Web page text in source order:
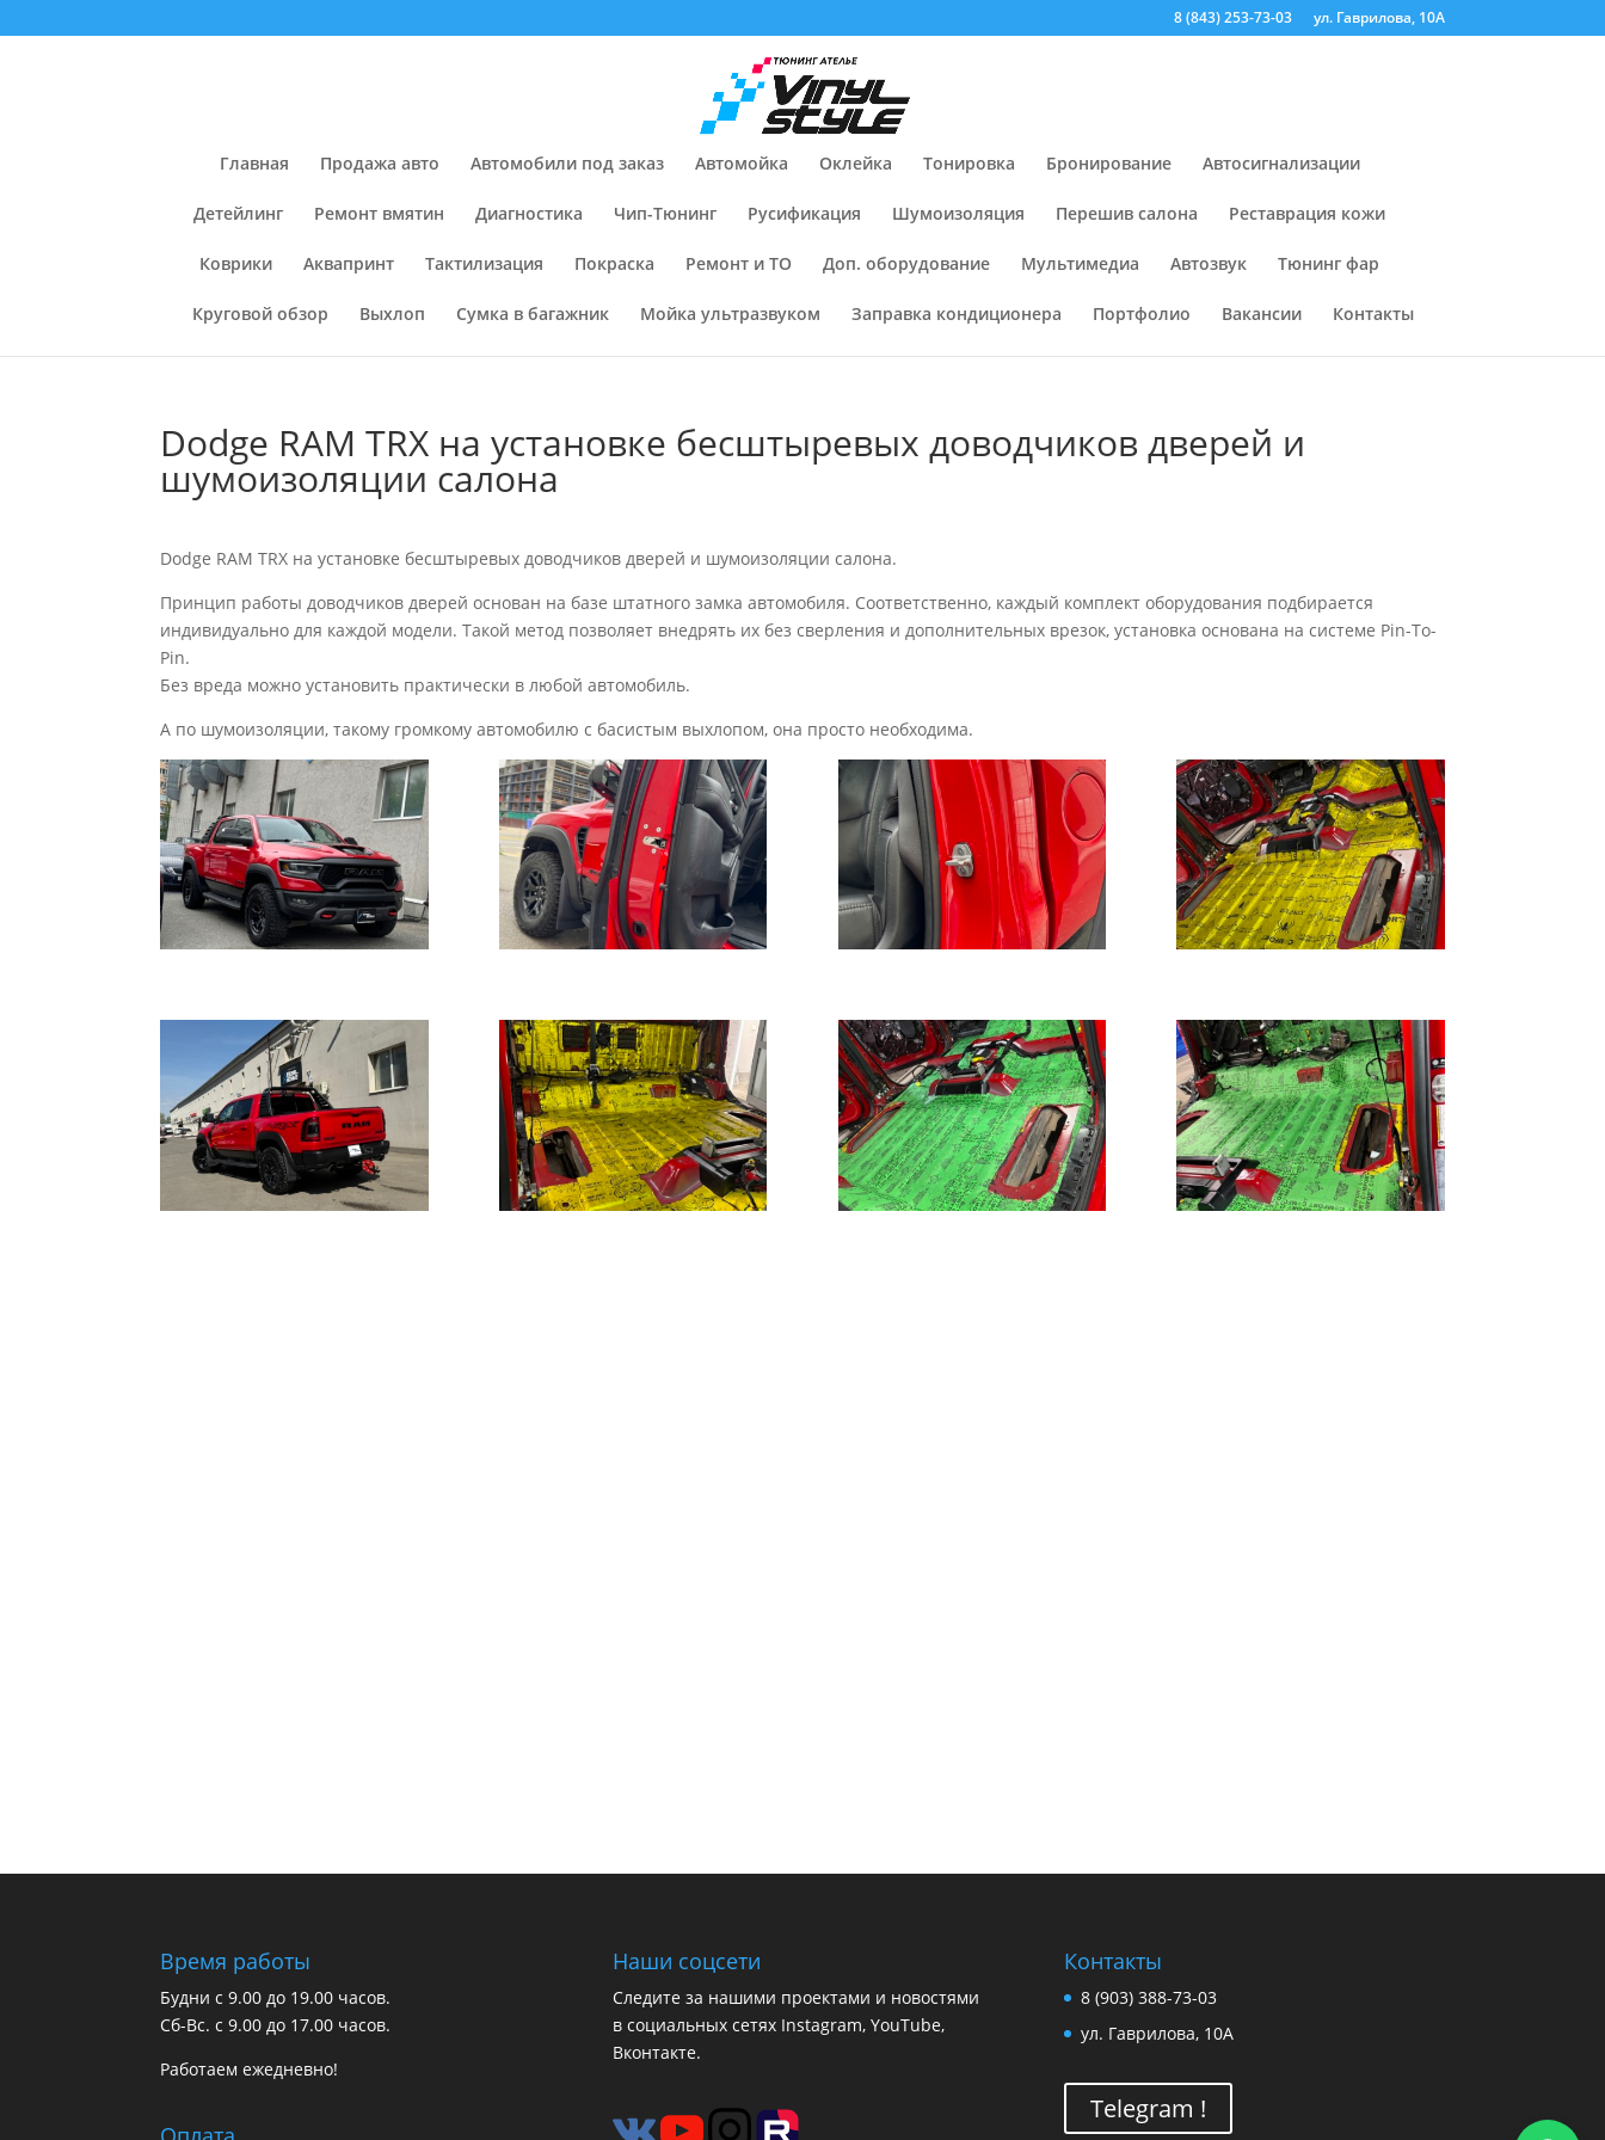
8 (843) 253-73-03 ул. Гаврилова, 10А
Главная Продажа авто Автомобили под заказ Автомойка Оклейка Тонировка Бронирование Автосигнализации
Детейлинг Ремонт вмятин Диагностика Чип-Тюнинг Русификация Шумоизоляция Перешив салона Реставрация кожи
Коврики Аквапринт Тактилизация Покраска Ремонт и ТО Доп. оборудование Мультимедиа Автозвук Тюнинг фар
Круговой обзор Выхлоп Сумка в багажник Мойка ультразвуком Заправка кондиционера Портфолио Вакансии Контакты
Dodge RAM TRX на установке бесштыревых доводчиков дверей и
шумоизоляции салона
Dodge RAM TRX на установке бесштыревых доводчиков дверей и шумоизоляции салона.
Принцип работы доводчиков дверей основан на базе штатного замка автомобиля. Соответственно, каждый комплект оборудования подбирается
индивидуально для каждой модели. Такой метод позволяет внедрять их без сверления и дополнительных врезок, установка основана на системе Pin-To-
Pin.
Без вреда можно установить практически в любой автомобиль.
А по шумоизоляции, такому громкому автомобилю с басистым выхлопом, она просто необходима.
Время работы
Будни с 9.00 до 19.00 часов.
Сб-Вс. с 9.00 до 17.00 часов.
Работаем ежедневно!
Наши соцсети
Следите за нашими проектами и новостями
в социальных сетях Instagram, YouTube,
Вконтакте.
Контакты
8 (903) 388-73-03
ул. Гаврилова, 10А
Telegram !